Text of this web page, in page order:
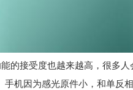
接受度也越来越高，很多
机因为感光原件小，和单反